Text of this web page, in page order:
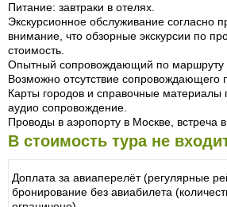
Питание: завтраки в отелях.
Экскурсионное обслуживание согласно
внимание, что обзорные экскурсии по
стоимость.
Опытный сопровождающий по маршруту
Возможно отсутствие сопровождающего
Карты городов и справочные материалы
аудио сопровождение.
Проводы в аэропорту в Москве, встреча
В стоимость тура не
Доплата за авиаперелёт (регулярные
бронирование без авиабилета